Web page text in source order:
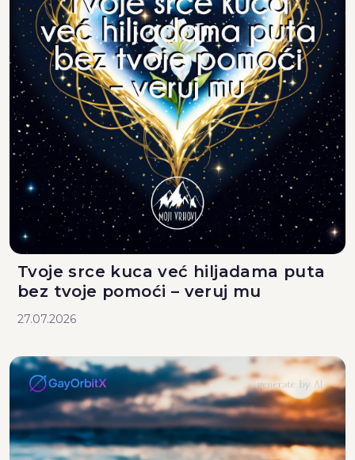
Tvoje srce kuca već hiljadama puta
bez tvoje pomoći – veruj mu
27.07.2026